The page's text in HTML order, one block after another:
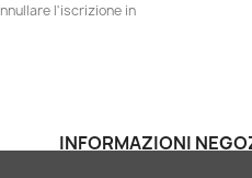
l'iscrizione in
INFORMAZIONI